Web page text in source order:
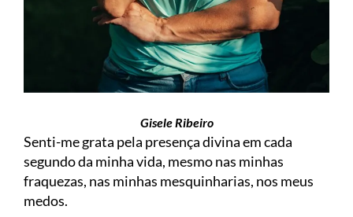
Gisele Ribeiro
Senti-me grata pela presença divina em cada
segundo da minha vida, mesmo nas minhas
fraquezas, nas minhas mesquinharias, nos meus
medos.